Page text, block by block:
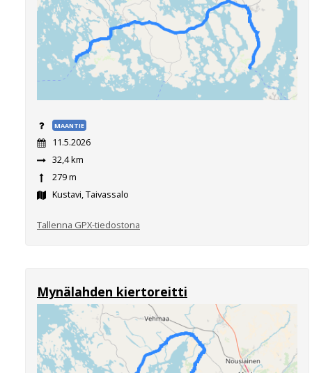
MAANTIE
11.5.2026
32,4 km
279 m
Kustavi, Taivassalo
Tallenna GPX-tiedostona
Mynälahden kiertoreitti